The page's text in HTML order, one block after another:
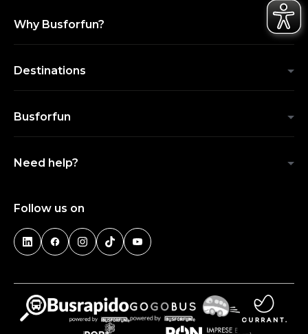
Why Busforfun?
Destinations
Busforfun
Need help?
Follow us on